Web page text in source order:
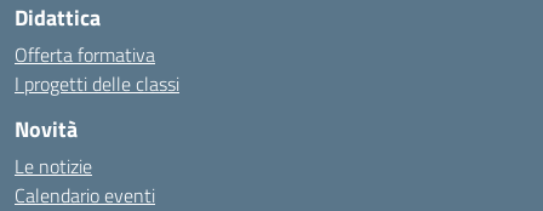
Didattica
Offerta formativa
I progetti delle classi
Novità
Le notizie
Calendario eventi